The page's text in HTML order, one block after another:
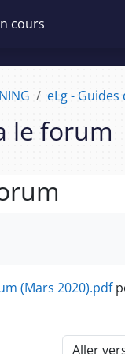
cours
eLg -
le forum
(Mars 2020).pdf